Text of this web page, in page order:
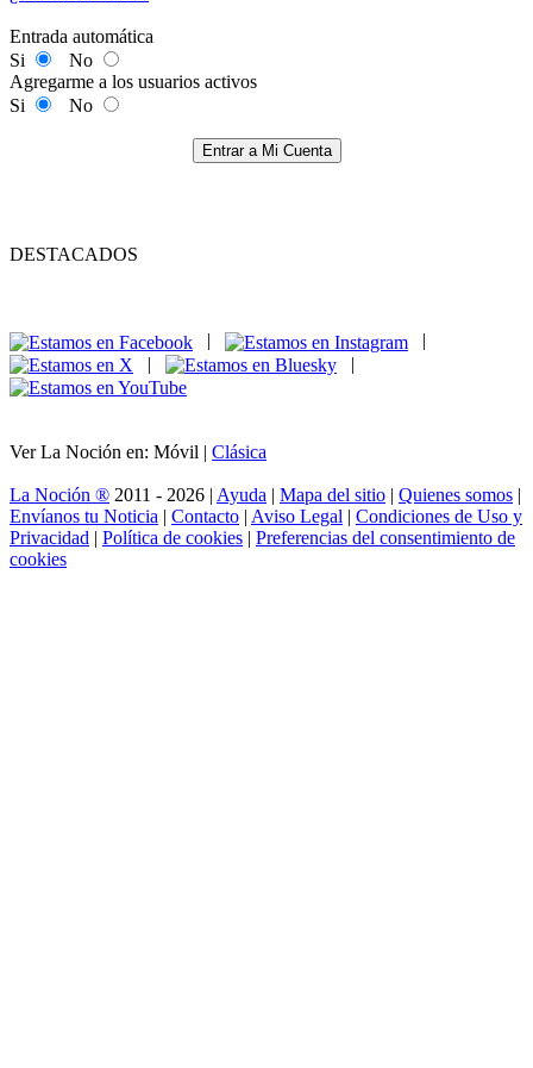
Entrada automática
Si
No
Agregarme a los usuarios activos
Si
No
Entrar a Mi Cuenta
DESTACADOS
|
|
|
|
Ver La Noción en: Móvil | Clásica
La Noción ® 2011 - 2026 | Ayuda | Mapa del sitio | Quienes somos |
Envíanos tu Noticia | Contacto | Aviso Legal | Condiciones de Uso y
Privacidad | Política de cookies | Preferencias del consentimiento de
cookies